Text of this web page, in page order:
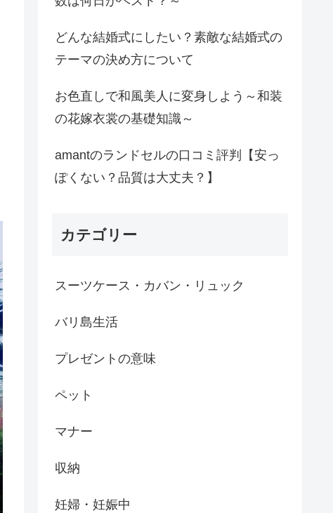
どんな結婚式にしたい？素敵な結婚式の
テーマの決め方について
お色直しで和風美人に変身しよう～和装
の花嫁衣裳の基礎知識～
amantのランドセルの口コミ評判【安っ
ぽくない？品質は大丈夫？】
カテゴリー
スーツケース・カバン・リュック
バリ島生活
プレゼントの意味
ペット
マナー
収納
妊婦・妊娠中